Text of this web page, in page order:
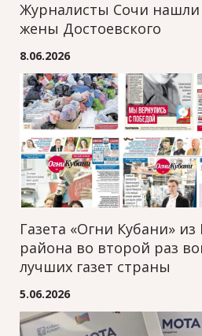
Журналисты Сочи нашли
жены Достоевского
8.06.2026
Газета «Огни Кубани» из
района во второй раз
лучших газет страны
5.06.2026